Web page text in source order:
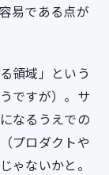
易である点が
領域」という
ですが）。サ
なるうえでの
プロダクトや
ゃないかと。